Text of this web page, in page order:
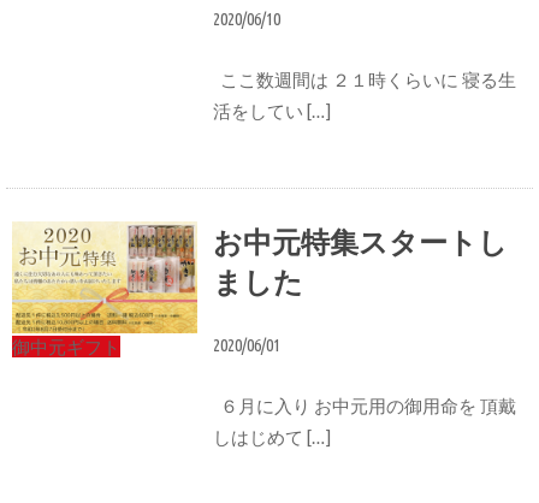
2020/06/10
ここ数週間は ２１時くらいに 寝る生
活をしてい […]
御中元ギフト
お中元特集スタートし
ました
2020/06/01
６月に入り お中元用の御用命を 頂戴
しはじめて […]